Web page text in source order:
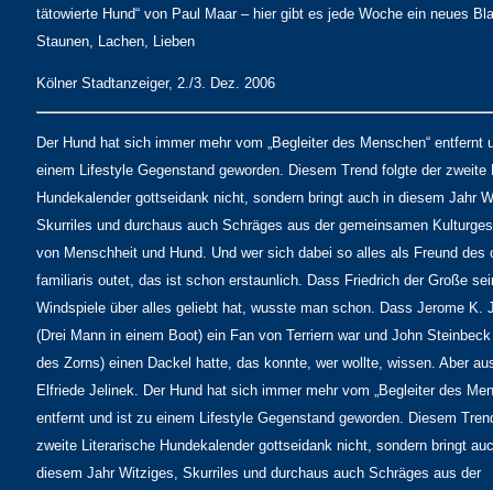
tätowierte Hund“ von Paul Maar – hier gibt es jede Woche ein neues
Staunen, Lachen, Lieben
Kölner Stadtanzeiger, 2./3. Dez. 2006
Der Hund hat sich immer mehr vom „Begleiter des Menschen“ entfernt
einem Lifestyle Gegenstand geworden. Diesem Trend folgte der zweite
Hundekalender gottseidank nicht, sondern bringt auch in diesem Jahr
Skurriles und durchaus auch Schräges aus der gemeinsamen
von Menschheit und Hund. Und wer sich dabei so alles als Freund des
familiaris outet, das ist schon erstaunlich. Dass Friedrich der Große
Windspiele über alles geliebt hat, wusste man schon. Dass Jerome K.
(Drei Mann in einem Boot) ein Fan von Terriern war und John
des Zorns) einen Dackel hatte, das konnte, wer wollte, wissen. Aber
Elfriede Jelinek. Der Hund hat sich immer mehr vom „Begleiter des
entfernt und ist zu einem Lifestyle Gegenstand geworden. Diesem
zweite Literarische Hundekalender gottseidank nicht, sondern bringt
diesem Jahr Witziges, Skurriles und durchaus auch Schräges aus der